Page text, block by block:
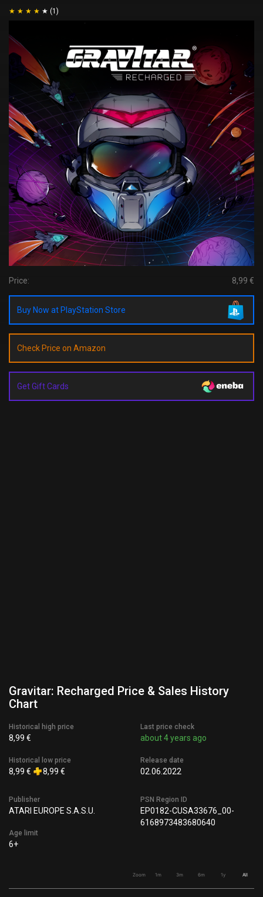
(1)
Price: 8,99 €
Buy Now at PlayStation Store
Check Price on Amazon
Get Gift Cards
Gravitar: Recharged Price & Sales History
Chart
Historical high price
8,99 €
Historical low price
8,99 € 8,99 €
Last price check
about 4 years ago
Release date
02.06.2022
Publisher
ATARI EUROPE S.A.S.U.
Age limit
6+
PSN Region ID
EP0182-CUSA33676_00-
6168973483680640
Zoom 1m 3m 6m 1y All